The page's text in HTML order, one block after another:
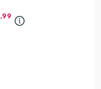
,99